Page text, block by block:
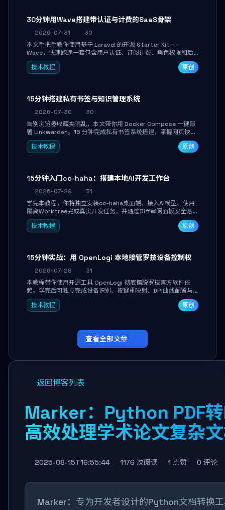
30分钟用Wave搭建带认证与计费的SaaS骨架
2026-07-31
30
本文手把手教你使用基于 Laravel 的开源 Starter Kit——
Wave，快速跑通一套包含用户认证、订阅计费、角色权限和后
台管理的完整 SaaS 骨架。附带 Stripe 测试支付对接与自定义
业务页面开发实战，助你省去重复基建时间，将精力聚焦于核心
技术教程 原创
15分钟搭建私有书签与知识管理系统
2026-07-30
30
告别浏览器收藏夹混乱，本文带你用 Docker Compose 一键部
署 Linkwarden。15 分钟完成私有书签系统搭建，掌握网页快照
归档、高亮批注、分类管理与全文搜索。适合开发者与知识工作
者打造个人知识库，资料统一归档，随时检索。
技术教程 原创
15分钟入门cc-haha：搭建本地AI开发工作台
2026-07-29
31
学完本教程，你将独立安装cc-haha桌面端、接入AI模型、使用
隔离Worktree完成真实开发任务，并通过Diff审阅面板安全落地
AI代码改写。告别终端黑盒操作，让AI在沙箱环境中工作，你只
做审阅和决策。
技术教程 原创
15分钟实战：用 OpenLogi 本地接管罗技设备控制权
2026-07-28
31
本教程带你使用开源工具 OpenLogi 彻底摆脱罗技官方软件依
赖。学完后可独立完成设备识别、按键重映射、DPI曲线配置与
SmartShift调节，实现完全离线控制，保护隐私并释放硬件性
能。
技术教程 原创
查看全部文章
返回博客列表
Marker：Python PDF
高效处理学术论文复杂
2025-08-15T16:55:44 1176 次阅读 1 点赞 0 评论
Marker：专为开发者设计的Python文档转换